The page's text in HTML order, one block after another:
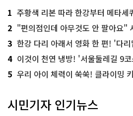
1 주황색 리본 따라 한강부터 메타세쿼이아
2 "편의점인데 아무것도 안 팔아요" 서울에서
3 한강 다리 아래서 영화 한 편! '다
4 이것이 천연 냉방! '서울둘레길 9
5 우리 아이 체력이 쑥쑥! 클라이밍
시민기자 인기뉴스